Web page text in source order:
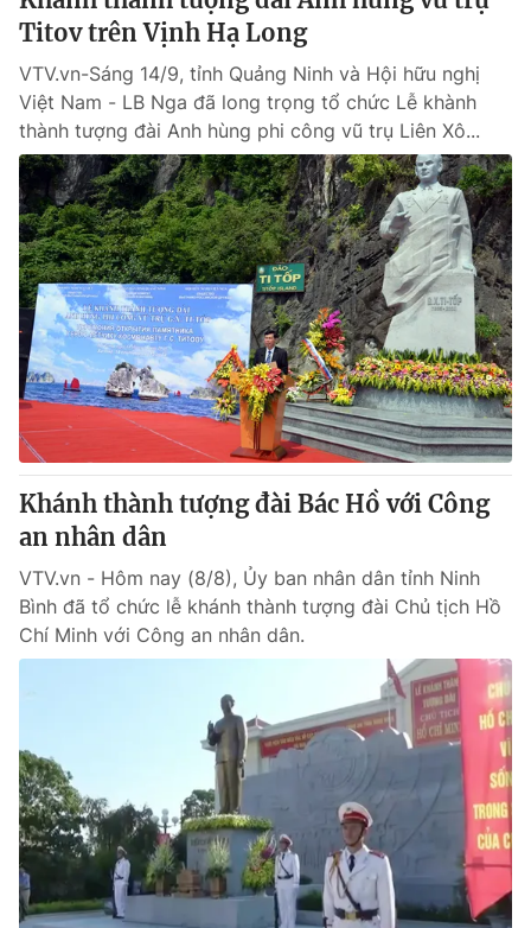
Titov trên Vịnh Hạ Long
VTV.vn-Sáng 14/9, tỉnh Quảng Ninh và Hội hữu nghị
Việt Nam - LB Nga đã long trọng tổ chức Lễ khành
thành tượng đài Anh hùng phi công vũ trụ Liên Xô...
Khánh thành tượng đài Bác Hồ với Công
an nhân dân
VTV.vn - Hôm nay (8/8), Ủy ban nhân dân tỉnh Ninh
Bình đã tổ chức lễ khánh thành tượng đài Chủ tịch Hồ
Chí Minh với Công an nhân dân.